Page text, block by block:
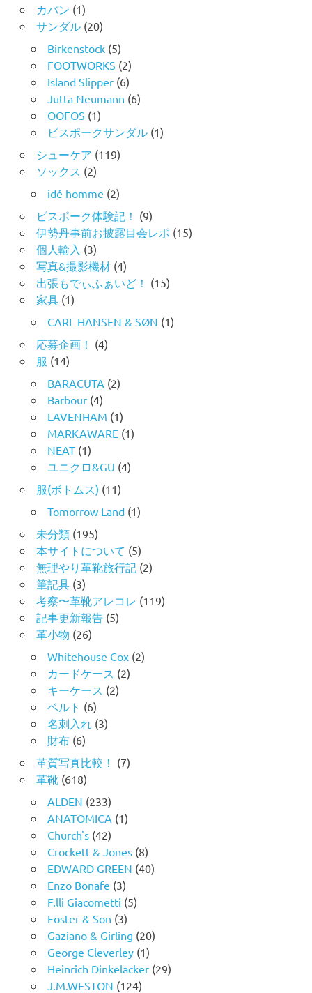
カバン (1)
サンダル(20)
Birkenstock(5)
FOOTWORKS (2)
Island Slipper(6)
Jutta Neumann (6)
OOFOS (1)
ビスポークサンダル(1)
シューケア (119)
ソックス (2)
idé homme (2)
ビスポーク体験記！ (9)
伊勢丹事前お披露目会レポ (15)
個人輸入 (3)
写真&撮影機材(4)
出張もでぃふぁいど！ (15)
家具(1)
CARL HANSEN & SØN (1)
応募企画！ (4)
服 (14)
BARACUTA (2)
Barbour(4)
LAVENHAM (1)
MARKAWARE(1)
NEAT(1)
ユニクロ&GU (4)
服(ボトムス) (11)
Tomorrow Land(1)
未分類(195)
本サイトについて (5)
無理やり革靴旅行記 (2)
筆記具(3)
考察〜革靴アレコレ (119)
記事更新報告(5)
革小物 (26)
Whitehouse Cox(2)
カードケース (2)
キーケース (2)
ベルト (6)
名刺入れ (3)
財布(6)
革質写真比較！ (7)
革靴(618)
ALDEN (233)
ANATOMICA (1)
Church's(42)
Crockett & Jones(8)
EDWARD GREEN (40)
Enzo Bonafe (3)
F.lli Giacometti (5)
Foster & Son (3)
Gaziano & Girling (20)
George Cleverley(1)
Heinrich Dinkelacker(29)
J.M.WESTON (124)